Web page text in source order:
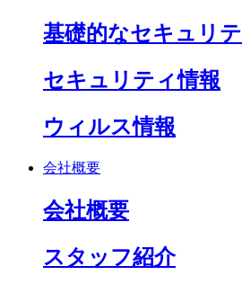
基礎的なセキュリ
セキュリティ情報
ウィルス情報
会社概要
会社概要
スタッフ紹介